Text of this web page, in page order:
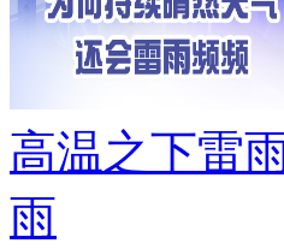
高温之下雷
雨